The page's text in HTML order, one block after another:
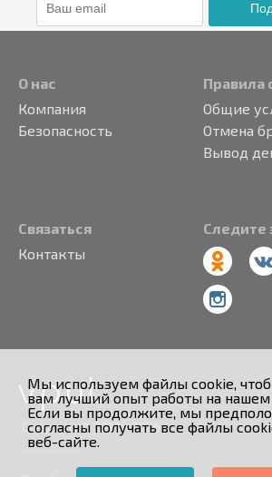
Мы используем файлы cookie,
вам лучший опыт работы на нашем
Если вы продолжите, мы
согласны получать все файлы
веб-сайте.
О нас
Компания
Безопасность
Правила
Общие
Отмена
Вывод
Связаться
Контакты
Следите
Copyright © 2013 - 2026